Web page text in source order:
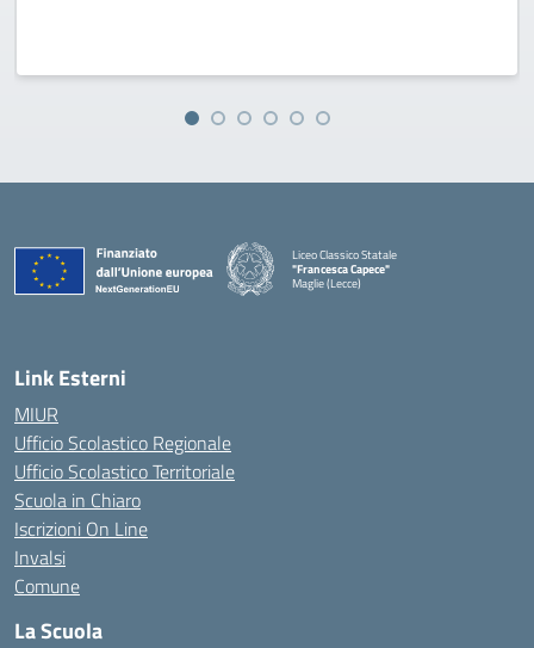
Liceo Classico Statale
"Francesca Capece"
Maglie (Lecce)
Link Esterni
MIUR
Ufficio Scolastico Regionale
Ufficio Scolastico Territoriale
Scuola in Chiaro
Iscrizioni On Line
Invalsi
Comune
La Scuola